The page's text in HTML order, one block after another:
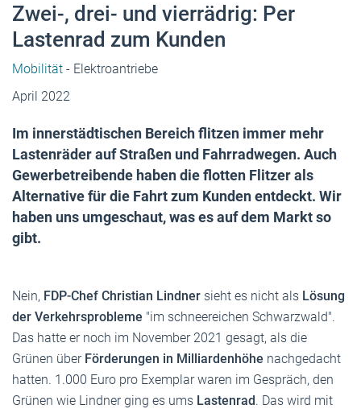
Zwei-, drei- und vierrädrig: Per
Lastenrad zum Kunden
Mobilität - Elektroantriebe
April 2022
Im innerstädtischen Bereich flitzen immer mehr
Lastenräder auf Straßen und Fahrradwegen. Auch
Gewerbetreibende haben die flotten Flitzer als
Alternative für die Fahrt zum Kunden entdeckt. Wir
haben uns umgeschaut, was es auf dem Markt so
gibt.
Nein, FDP-Chef Christian Lindner sieht es nicht als Lösung
der Verkehrsprobleme "im schneereichen Schwarzwald".
Das hatte er noch im November 2021 gesagt, als die
Grünen über Förderungen in Milliardenhöhe nachgedacht
hatten. 1.000 Euro pro Exemplar waren im Gespräch, den
Grünen wie Lindner ging es ums Lastenrad. Das wird mit